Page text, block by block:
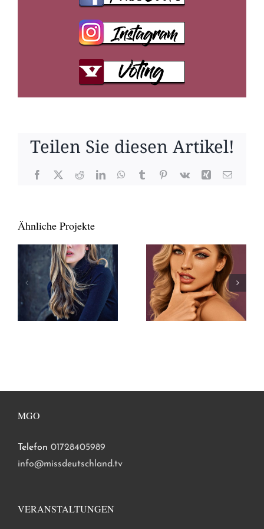
Teilen Sie diesen Artikel!
Facebook
X RedditLinkedInWhatsApp
TumblrPinterest
Vk Xing E-
Ähnliche Projekte
MGO
Telefon 01728405989
info@missdeutschland.tv
VERANSTALTUNGEN